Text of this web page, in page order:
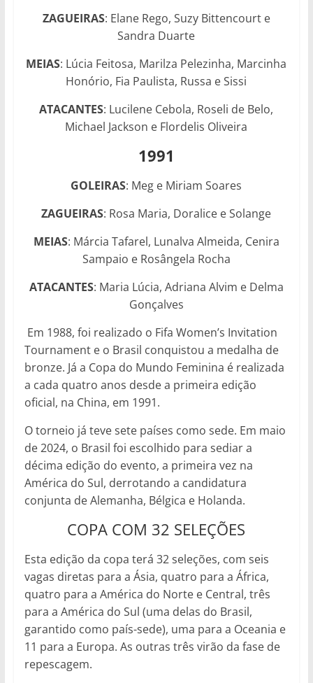
ZAGUEIRAS: Elane Rego, Suzy Bittencourt e
Sandra Duarte
MEIAS: Lúcia Feitosa, Marilza Pelezinha, Marcinha
Honório, Fia Paulista, Russa e Sissi
ATACANTES: Lucilene Cebola, Roseli de Belo,
Michael Jackson e Flordelis Oliveira
1991
GOLEIRAS: Meg e Miriam Soares
ZAGUEIRAS: Rosa Maria, Doralice e Solange
MEIAS: Márcia Tafarel, Lunalva Almeida, Cenira
Sampaio e Rosângela Rocha
ATACANTES: Maria Lúcia, Adriana Alvim e Delma
Gonçalves
Em 1988, foi realizado o Fifa Women’s Invitation
Tournament e o Brasil conquistou a medalha de
bronze. Já a Copa do Mundo Feminina é realizada
a cada quatro anos desde a primeira edição
oficial, na China, em 1991.
O torneio já teve sete países como sede. Em maio
de 2024, o Brasil foi escolhido para sediar a
décima edição do evento, a primeira vez na
América do Sul, derrotando a candidatura
conjunta de Alemanha, Bélgica e Holanda.
COPA COM 32 SELEÇÕES
Esta edição da copa terá 32 seleções, com seis
vagas diretas para a Ásia, quatro para a África,
quatro para a América do Norte e Central, três
para a América do Sul (uma delas do Brasil,
garantido como país-sede), uma para a Oceania e
11 para a Europa. As outras três virão da fase de
repescagem.